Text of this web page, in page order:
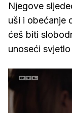
Njegove
uši i obećanje
ćeš biti
unoseći